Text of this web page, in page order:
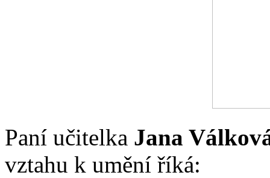
Paní učitelka Jana
vztahu k umění říká: